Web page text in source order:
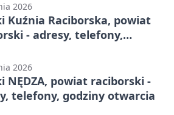
2026
Kuźnia Raciborska, powiat
- adresy, telefony,
2026
NĘDZA, powiat raciborski -
telefony, godziny otwarcia